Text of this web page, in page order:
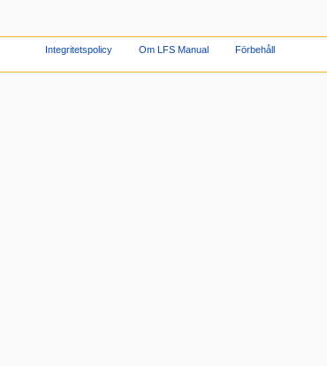
Integritetspolicy Om LFS Manual Förbehåll